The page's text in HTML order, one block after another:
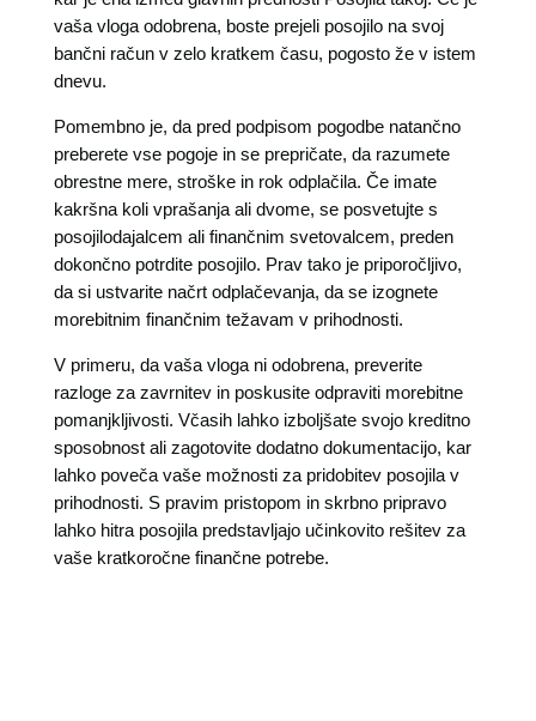
vaša vloga odobrena, boste prejeli posojilo na svoj
bančni račun v zelo kratkem času, pogosto že v istem
dnevu.
Pomembno je, da pred podpisom pogodbe natančno
preberete vse pogoje in se prepričate, da razumete
obrestne mere, stroške in rok odplačila. Če imate
kakršna koli vprašanja ali dvome, se posvetujte s
posojilodajalcem ali finančnim svetovalcem, preden
dokončno potrdite posojilo. Prav tako je priporočljivo,
da si ustvarite načrt odplačevanja, da se izognete
morebitnim finančnim težavam v prihodnosti.
V primeru, da vaša vloga ni odobrena, preverite
razloge za zavrnitev in poskusite odpraviti morebitne
pomanjkljivosti. Včasih lahko izboljšate svojo kreditno
sposobnost ali zagotovite dodatno dokumentacijo, kar
lahko poveča vaše možnosti za pridobitev posojila v
prihodnosti. S pravim pristopom in skrbno pripravo
lahko hitra posojila predstavljajo učinkovito rešitev za
vaše kratkoročne finančne potrebe.